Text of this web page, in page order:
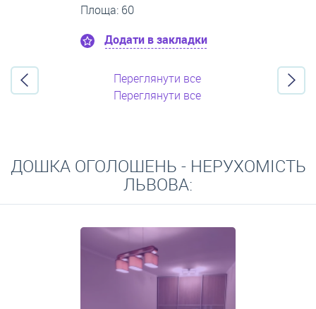
Площа: 26
Додати в закладки
Переглянути все
Переглянути все
ДОШКА ОГОЛОШЕНЬ - НЕРУХОМІСТЬ
ЛЬВОВА: